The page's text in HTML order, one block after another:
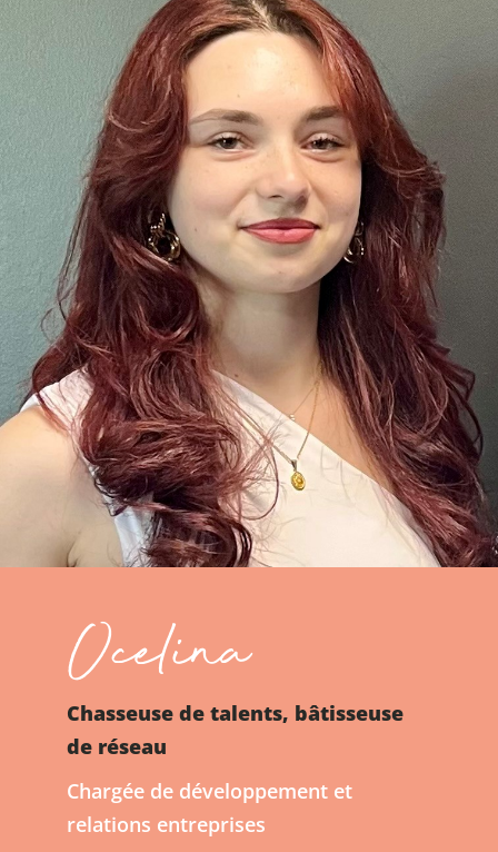
Ocelina
Chasseuse de talents, bâtisseuse
de réseau
Chargée de développement et
relations entreprises